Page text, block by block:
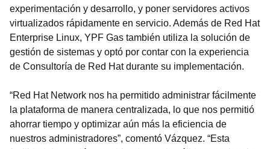
experimentación y desarrollo, y poner servidores activos
virtualizados rápidamente en servicio. Además de Red Hat
Enterprise Linux, YPF Gas también utiliza la solución de
gestión de sistemas y optó por contar con la experiencia
de Consultoría de Red Hat durante su implementación.
“Red Hat Network nos ha permitido administrar fácilmente
la plataforma de manera centralizada, lo que nos permitió
ahorrar tiempo y optimizar aún más la eficiencia de
nuestros administradores”, comentó Vázquez. “Esta